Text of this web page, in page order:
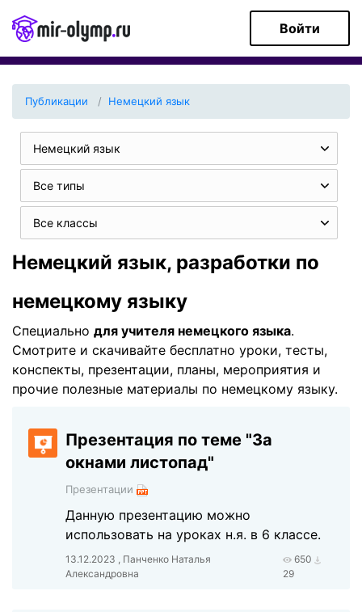
Войти
Публикации Немецкий язык
Немецкий язык
Все типы
Все классы
Немецкий язык, разработки по
немецкому языку
Специально для учителя немецкого языка.
Смотрите и скачивайте бесплатно уроки, тесты,
конспекты, презентации, планы, мероприятия и
прочие полезные материалы по немецкому языку.
Презентация по теме "За
окнами листопад"
Презентации
Данную презентацию можно
использовать на уроках н.я. в 6 классе.
13.12.2023 , Панченко Наталья
Александровна
650
29